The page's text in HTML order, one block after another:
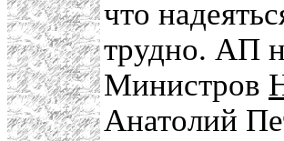
что
трудно. АП
Министров
Анатолий